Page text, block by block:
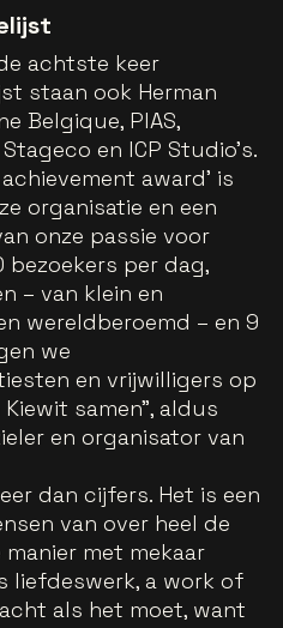
achtste keer
staan ook Herman
Belgique, PIAS,
en ICP Studio's.
award’ is
organisatie en een
onze passie voor
bezoekers per dag,
– van klein en
wereldberoemd – en 9
we
en vrijwilligers op
samen”, aldus
en organisator van
dan cijfers. Het is een
van over heel de
met mekaar
liefdeswerk, a work of
als het moet, want